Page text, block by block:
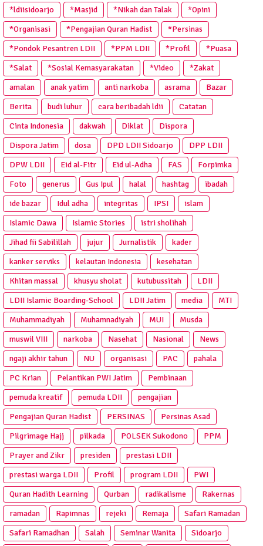
*ldiisidoarjo *Masjid *Nikah dan Talak
*Opini
*Organisasi
*Pengajian Quran Hadist
*Persinas
*Pondok Pesantren LDII
*PPM LDII *Profil
*Puasa
*Salat
*Sosial Kemasyarakatan *Video
*Zakat
amalan
anak yatim anti narkoba asrama
Bazar
Berita
budi luhur cara beribadah ldii
Catatan
Cinta Indonesia
dakwah Diklat
Dispora
Dispora Jatim
dosa DPD LDII Sidoarjo
DPP LDII
DPW LDII
Eid al-Fitr Eid ul-Adha FAS
Forpimka
Foto
generus Gus Ipul halal hashtag
ibadah
ide bazar
Idul adha integritas IPSI
islam
Islamic Dawa
Islamic Stories
istri sholihah
Jihad fii Sabilillah
jujur Jurnalistik
kader
kanker serviks
kelautan Indonesia
kesehatan
Khitan massal
khusyu sholat kutubussitah
LDII
LDII Islamic Boarding-School
LDII Jatim media
MTI
Muhammadiyah
Muhamnadiyah MUI
Musda
muswil VIII
narkoba Nasehat Nasional
News
ngaji akhir tahun
NU organisasi PAC
pahala
PC Krian
Pelantikan PWI Jatim
Pembinaan
pemuda kreatif
pemuda LDII
pengajian
Pengajian Quran Hadist
PERSINAS
Persinas Asad
Pilgrimage Hajj
pilkada POLSEK Sukodono
PPM
Prayer and Zikr
presiden
prestasi LDII
prestasi warga LDII
Profil program LDII
PWI
Quran Hadith Learning
Qurban radikalisme
Rakernas
ramadan
Rapimnas rejeki Remaja
Safari Ramadan
Safari Ramadhan
Salah Seminar Wanita
Sidoarjo